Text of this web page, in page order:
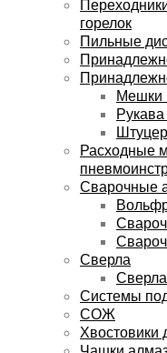
горелок
Пильные
Мешки
Расходные
Сварочные
Сверла
Системы
СОЖ
Хвостовики